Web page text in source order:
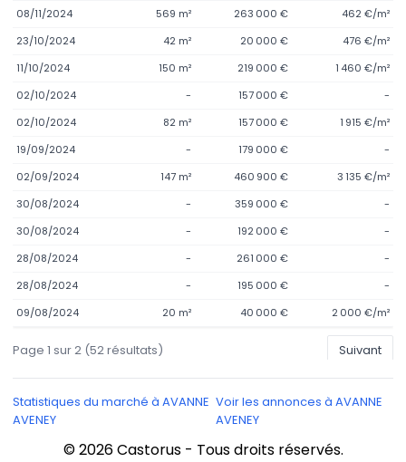
08/11/2024
569 m² 263 000 €
462 €/m²
23/10/2024
42 m² 20 000 €
476 €/m²
11/10/2024
150 m² 219 000 €
1 460 €/m²
02/10/2024
- 157 000 €
-
02/10/2024
82 m² 157 000 €
1 915 €/m²
19/09/2024
- 179 000 €
-
02/09/2024
147 m² 460 900 €
3 135 €/m²
30/08/2024
- 359 000 €
-
30/08/2024
- 192 000 €
-
28/08/2024
- 261 000 €
-
28/08/2024
- 195 000 €
-
09/08/2024
20 m² 40 000 € 2 000 €/m²
Page 1 sur2 (52résultats) Suivant
Statistiques du marché à AVANNE
AVENEY
Voir les annonces à AVANNE
AVENEY
© 2026 Castorus - Tous droits réservés.